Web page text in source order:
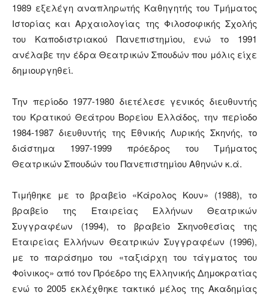
1989 εξελέγη αναπληρωτής Καθηγητής του Τμήματος
Ιστορίας και Αρχαιολογίας της Φιλοσοφικής Σχολής
του Καποδιστριακού Πανεπιστημίου, ενώ το 1991
ανέλαβε την έδρα Θεατρικών Σπουδών που μόλις είχε
δημιουργηθεί.
Την περίοδο 1977-1980 διετέλεσε γενικός διευθυντής
του Κρατικού Θεάτρου Βορείου Ελλάδος, την περίοδο
1984-1987 διευθυντής της Εθνικής Λυρικής Σκηνής, το
διάστημα 1997-1999 πρόεδρος του Τμήματος
Θεατρικών Σπουδών του Πανεπιστημίου Αθηνών κ.ά.
Τιμήθηκε με το βραβείο «Κάρολος Κουν» (1988), το
βραβείο της Εταιρείας Ελλήνων Θεατρικών
Συγγραφέων (1994), το βραβείο Σκηνοθεσίας της
Εταιρείας Ελλήνων Θεατρικών Συγγραφέων (1996),
με το παράσημο του «ταξιάρχη του τάγματος του
Φοίνικος» από τον Πρόεδρο της Ελληνικής Δημοκρατίας
ενώ το 2005 εκλέχθηκε τακτικό μέλος της Ακαδημίας